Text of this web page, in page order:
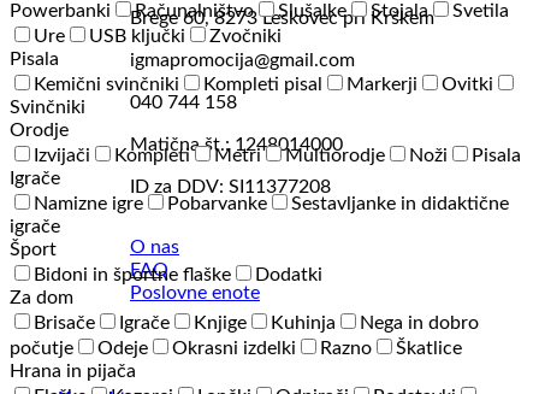
Brege 60, 8273 Leskovec pri Krškem
igmapromocija@gmail.com
040 744 158
Matična št.: 1248014000
ID za DDV: SI11377208
O nas
FAQ
Poslovne enote
Powerbanki
Računalništvo Slušalke Stojala
Svetila
Ure
USB ključki
Zvočniki
Pisala
Kemični svinčniki
Kompleti pisal Markerji
Ovitki
Svinčniki
Orodje
Izvijači
Kompleti Metri Multiorodje Noži
Pisala
Igrače
Namizne igre
Pobarvanke
Sestavljanke in didaktične
igrače
Šport
Bidoni in športne flaške
Dodatki
Za dom
Brisače
Igrače Knjige Kuhinja
Nega in dobro
počutje
Odeje Okrasni izdelki Razno
Škatlice
Hrana in pijača